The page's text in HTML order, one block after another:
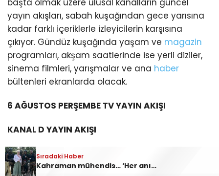
yayın akışları, sabah kuşağından gece yarısına
kadar farklı içeriklerle izleyicilerin karşısına
çıkıyor. Gündüz kuşağında yaşam ve magazin
programları, akşam saatlerinde ise yerli diziler,
sinema filmleri, yarışmalar ve ana haber
bültenleri ekranlarda olacak.
6 AĞUSTOS PERŞEMBE TV YAYIN AKIŞI
KANAL D YAYIN AKIŞI
07:00 Küçük Ağa
09:30 Yaprak Dökümü
Sıradaki Haber
Kahraman mühendis… ‘Her anından keyif aldım’